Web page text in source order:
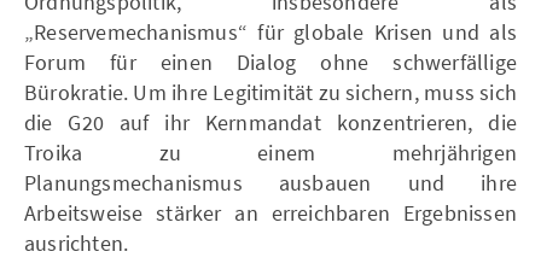
„Reservemechanismus“ für globale Krisen und als
Forum für einen Dialog ohne schwerfällige
Bürokratie. Um ihre Legitimität zu sichern, muss sich
die G20 auf ihr Kernmandat konzentrieren, die
Troika zu einem mehrjährigen
Planungsmechanismus ausbauen und ihre
Arbeitsweise stärker an erreichbaren Ergebnissen
ausrichten.